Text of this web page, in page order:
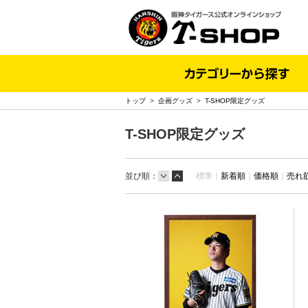
トップ> 企画グッズ > T-SHOP限定グッズ
T-SHOP限定グッズ
並び順： 標準｜ 新着順 ｜ 価格順 ｜ 売れ